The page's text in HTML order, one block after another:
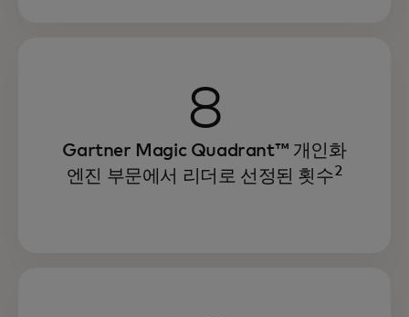
8
Gartner Magic Quadrant™ 개인화
엔진 부문에서 리더로 선정된 횟수2